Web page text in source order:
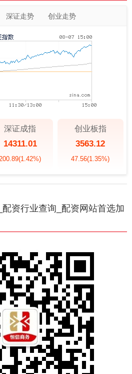
深证走势 创业走势
深证成指
14311.01
200.89(1.42%)
创业板指
3563.12
47.56(1.35%)
资行业查询_配资网站首选加